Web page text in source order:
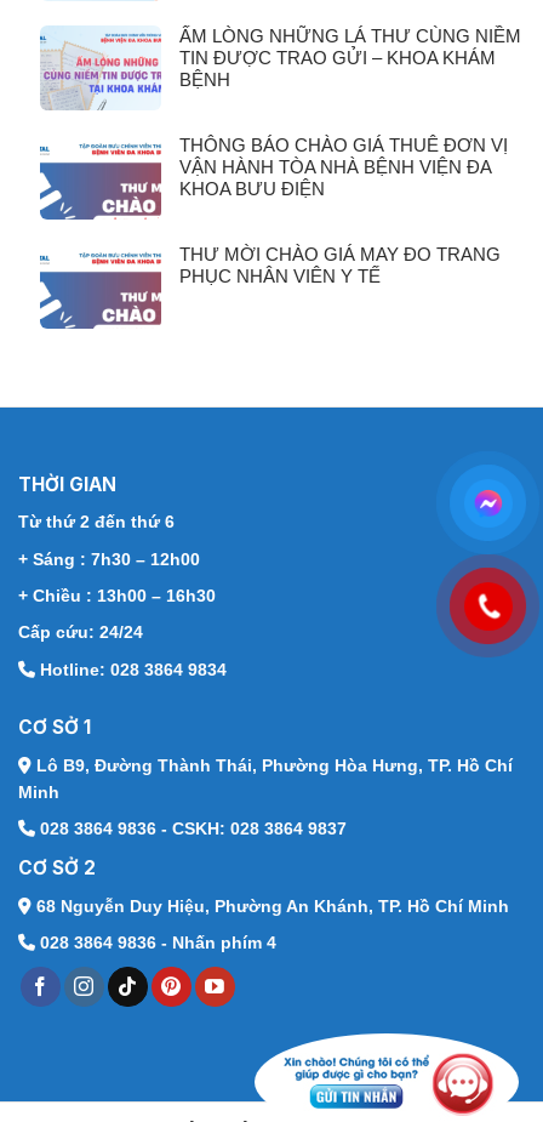
ẤM LÒNG NHỮNG LÁ THƯ CÙNG NIỀM
TIN ĐƯỢC TRAO GỬI – KHOA KHÁM
BỆNH
THÔNG BÁO CHÀO GIÁ THUÊ ĐƠN VỊ
VẬN HÀNH TÒA NHÀ BỆNH VIỆN ĐA
KHOA BƯU ĐIỆN
THƯ MỜI CHÀO GIÁ MAY ĐO TRANG
PHỤC NHÂN VIÊN Y TẾ
THỜI GIAN
Từ thứ 2 đến thứ 6
+ Sáng : 7h30 – 12h00
+ Chiều : 13h00 – 16h30
Cấp cứu: 24/24
Hotline: 028 3864 9834
CƠ SỞ 1
Lô B9, Đường Thành Thái, Phường Hòa Hưng, TP. Hồ Chí
Minh
028 3864 9836 - CSKH: 028 3864 9837
CƠ SỞ 2
68 Nguyễn Duy Hiệu, Phường An Khánh, TP. Hồ Chí Minh
028 3864 9836 - Nhấn phím 4